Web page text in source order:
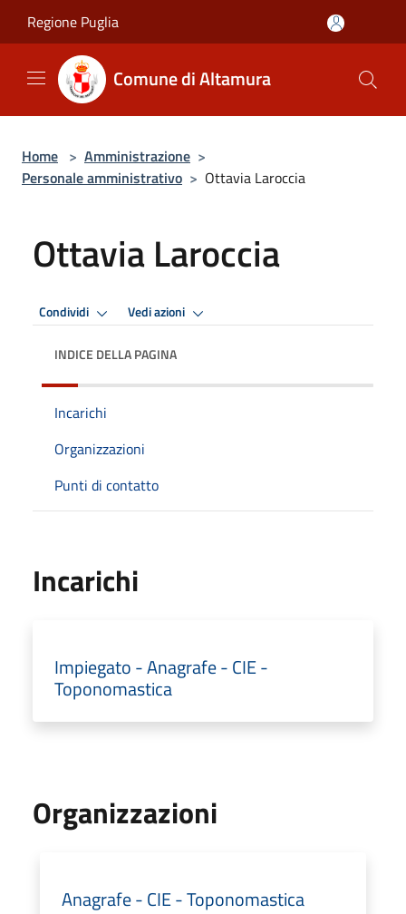
Regione Puglia
Comune di Altamura
Home > Amministrazione >
Personale amministrativo > Ottavia Laroccia
Ottavia Laroccia
Condividi Vedi azioni
INDICE DELLA PAGINA
Incarichi
Organizzazioni
Punti di contatto
Incarichi
Impiegato - Anagrafe - CIE -
Toponomastica
Organizzazioni
Anagrafe - CIE - Toponomastica